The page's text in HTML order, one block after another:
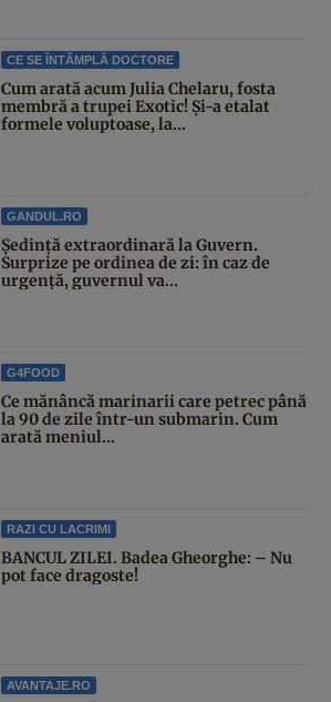
CE SE ÎNTÂMPLĂ DOCTORE
Cum arată acum Julia Chelaru, fosta
membră a trupei Exotic! Și-a etalat
formele voluptoase, la...
GANDUL.RO
Şedinţă extraordinară la Guvern.
Surprize pe ordinea de zi: în caz de
urgență, guvernul va...
G4FOOD
Ce mănâncă marinarii care petrec până
la 90 de zile într-un submarin. Cum
arată meniul...
RAZI CU LACRIMI
BANCUL ZILEI. Badea Gheorghe: – Nu
pot face dragoste!
AVANTAJE.RO